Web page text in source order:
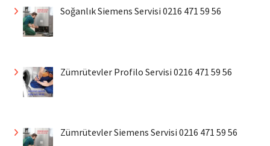
Soğanlık Siemens Servisi 0216 471 59 56
Zümrütevler Profilo Servisi 0216 471 59 56
Zümrütevler Siemens Servisi 0216 471 59 56